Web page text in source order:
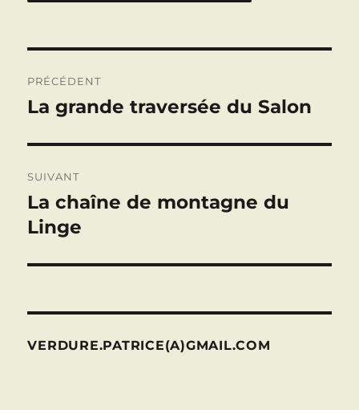
de
PRÉCÉDENT
Publication
La grande traversée du Salon
SUIVANT
Publication
suivante :
La chaîne de montagne du
Linge
VERDURE.PATRICE(A)GMAIL.COM